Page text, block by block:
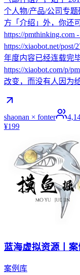
个人物/产品/公司专
方「介绍」外，你还
https://pmthinking.com
https://xiaobot.net/post/
年度内容已经连载完
https://xiaobot.com/p/
改变，而没有人因为
shaonan × fonter
¥199
蓝海虚拟资源丨
案例库